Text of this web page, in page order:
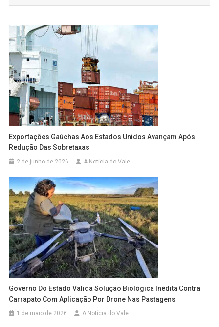
Post
Exportações Gaúchas Aos Estados Unidos Avançam Após
Redução Das Sobretaxas
2 de junho de 2026 A Notícia do Vale
Governo Do Estado Valida Solução Biológica Inédita Contra
Carrapato Com Aplicação Por Drone Nas Pastagens
1 de maio de 2026 A Notícia do Vale